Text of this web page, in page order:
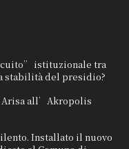
istituzionale tra
stabilità del presidio?
Arisa all’Akropolis
Installato il nuovo